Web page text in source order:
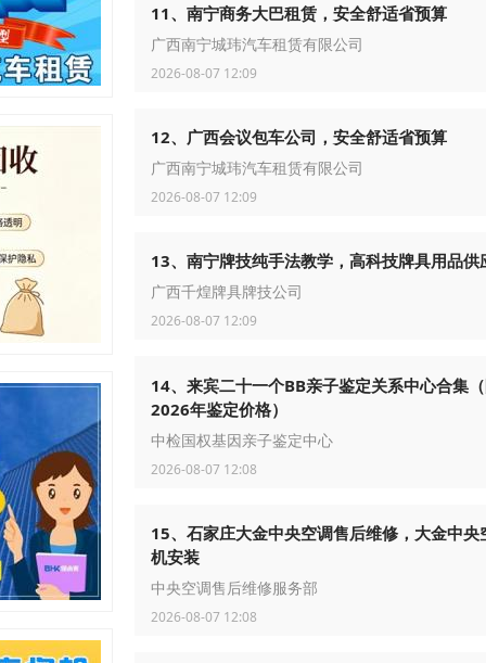
11、南宁商务大巴租赁，安全舒适省预算
广西南宁城玮汽车租赁有限公司
2026-08-07 12:09
12、广西会议包车公司，安全舒适省预算
广西南宁城玮汽车租赁有限公司
2026-08-07 12:09
13、南宁牌技纯手法教学，高科技牌具用品供
广西千煌牌具牌技公司
2026-08-07 12:09
14、来宾二十一个BB亲子鉴定关系中心合集
2026年鉴定价格）
中检国权基因亲子鉴定中心
2026-08-07 12:08
15、石家庄大金中央空调售后维修，大金中央
机安装
中央空调售后维修服务部
2026-08-07 12:08